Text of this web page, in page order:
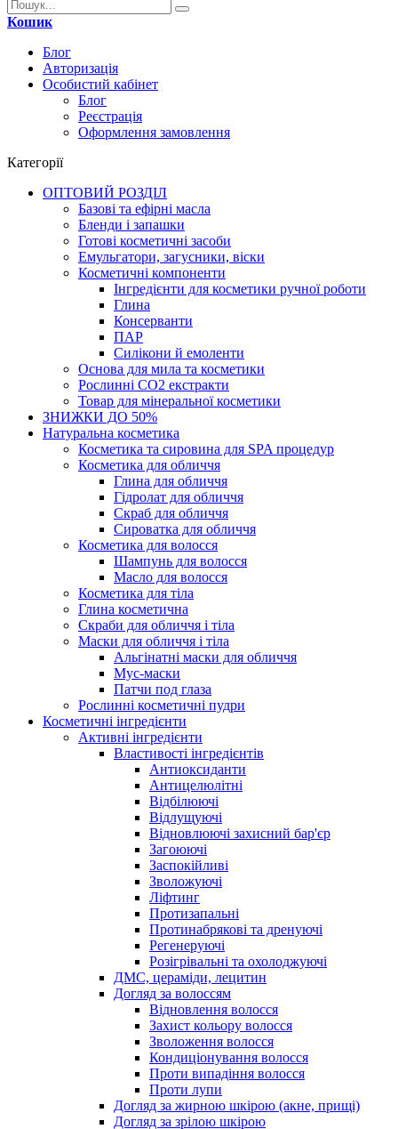
Кошик
Блог
Авторизація
Особистий кабінет
Блог
Реєстрація
Оформлення замовлення
Категорії
ОПТОВИЙ РОЗДІЛ
Базові та ефірні масла
Бленди і запашки
Готові косметичні засоби
Емульгатори, загусники, віски
Косметичні компоненти
Інгредієнти для косметики ручної роботи
Глина
Консерванти
ПАР
Силікони й емоленти
Основа для мила та косметики
Рослинні СО2 екстракти
Товар для мінеральної косметики
ЗНИЖКИ ДО 50%
Натуральна косметика
Косметика та сировина для SPA процедур
Косметика для обличчя
Глина для обличчя
Гідролат для обличчя
Скраб для обличчя
Сироватка для обличчя
Косметика для волосся
Шампунь для волосся
Масло для волосся
Косметика для тіла
Глина косметична
Скраби для обличчя і тіла
Маски для обличчя і тіла
Альгінатні маски для обличчя
Мус-маски
Патчи под глаза
Рослинні косметичні пудри
Косметичні інгредієнти
Активні інгредієнти
Властивості інгредієнтів
Антиоксиданти
Антицелюлітні
Відбілюючі
Відлущуючі
Відновлюючі захисний бар'єр
Загоюючі
Заспокійливі
Зволожуючі
Ліфтинг
Протизапальні
Протинабрякові та дренуючі
Регенеруючі
Розігрівальні та охолоджуючі
ДМС, цераміди, лецитин
Догляд за волоссям
Відновлення волосся
Захист кольору волосся
Зволоження волосся
Кондиціонування волосся
Проти випадіння волосся
Проти лупи
Догляд за жирною шкірою (акне, прищі)
Догляд за зрілою шкірою